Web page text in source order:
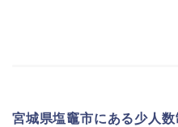
宮城県塩竈市にある少人